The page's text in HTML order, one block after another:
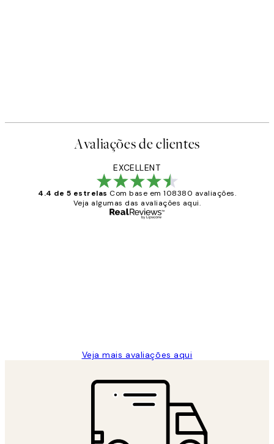
Avaliações de clientes
EXCELLENT
4.4 de 5 estrelas Com base em 108380 avaliações.
Veja algumas das avaliações aqui.
Veja mais avaliações aqui